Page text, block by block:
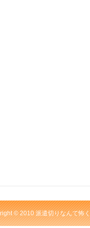
© 2010 派遣切りなんて怖